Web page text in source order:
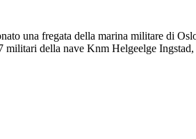
una fregata della marina militare di
della nave Knm Helgeelge